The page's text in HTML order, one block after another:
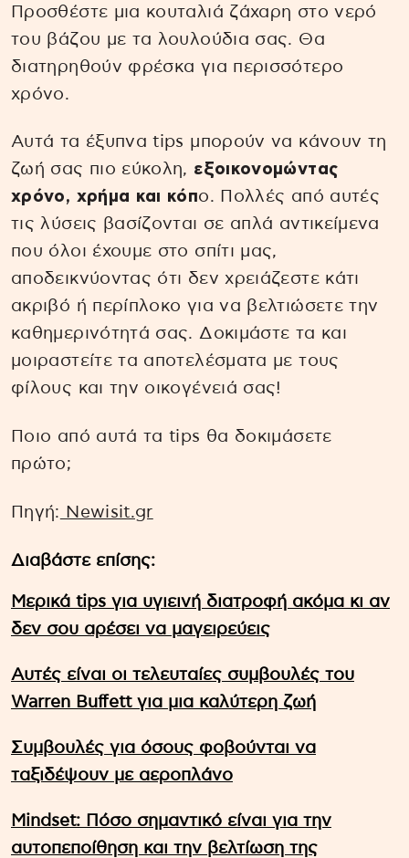
Προσθέστε μια κουταλιά ζάχαρη στο νερό
του βάζου με τα λουλούδια σας. Θα
διατηρηθούν φρέσκα για περισσότερο
χρόνο.
Αυτά τα έξυπνα tips μπορούν να κάνουν τη
ζωή σας πιο εύκολη, εξοικονομώντας
χρόνο, χρήμα και κόπο. Πολλές από αυτές
τις λύσεις βασίζονται σε απλά αντικείμενα
που όλοι έχουμε στο σπίτι μας,
αποδεικνύοντας ότι δεν χρειάζεστε κάτι
ακριβό ή περίπλοκο για να βελτιώσετε την
καθημερινότητά σας. Δοκιμάστε τα και
μοιραστείτε τα αποτελέσματα με τους
φίλους και την οικογένειά σας!
Ποιο από αυτά τα tips θα δοκιμάσετε
πρώτο;
Πηγή: Newisit.gr
Διαβάστε επίσης:
Μερικά tips για υγιεινή διατροφή ακόμα κι αν
δεν σου αρέσει να μαγειρεύεις
Αυτές είναι οι τελευταίες συμβουλές του
Warren Buffett για μια καλύτερη ζωή
Συμβουλές για όσους φοβούνται να
ταξιδέψουν με αεροπλάνο
Mindset: Πόσο σημαντικό είναι για την
αυτοπεποίθηση και την βελτίωση της